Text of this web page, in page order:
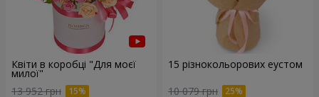
Квіти в коробці "Для моєї
милої"
13 952 грн
15 різнокольорових еустом
10 079 грн